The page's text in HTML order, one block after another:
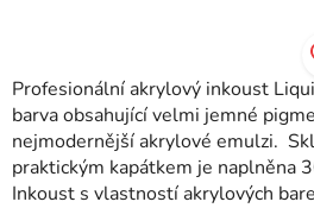
Profesionální akrylový inkoust
barva obsahující velmi jemné
nejmodernější akrylové emulzi.
praktickým kapátkem je naplněna
Inkoust s vlastností akrylových